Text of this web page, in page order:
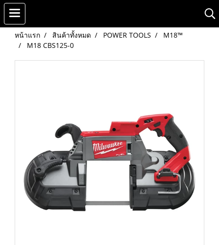
หน้าแรก สินค้าทั้งหมด POWER TOOLS
M18™
M18 CBS125-0